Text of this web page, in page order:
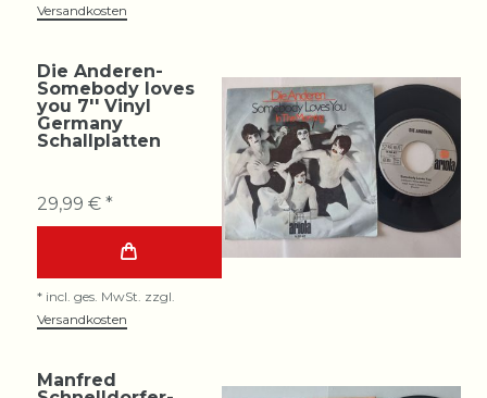
Versandkosten
Die Anderen-
Somebody loves
you 7'' Vinyl
Germany
Schallplatten
29,99 € *
* incl. ges. MwSt. zzgl.
Versandkosten
Manfred